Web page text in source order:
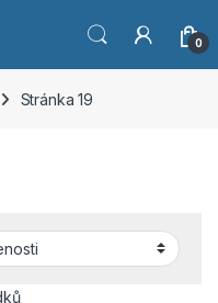
0
Stránka 19
Seřazeno podle oblíbenosti